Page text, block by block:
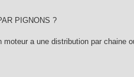
PIGNONS ?
a une distribution par chaine